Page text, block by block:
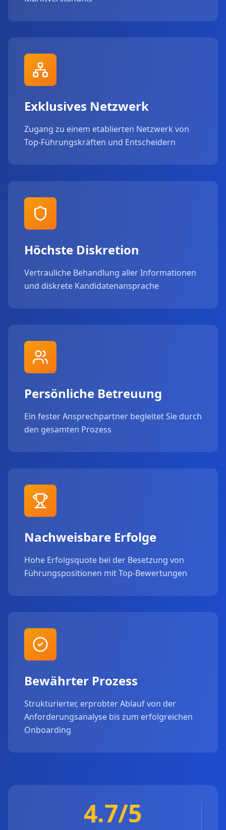
Exklusives Netzwerk
Zugang zu einem etablierten Netzwerk von
Top-Führungskräften und Entscheidern
Höchste Diskretion
Vertrauliche Behandlung aller Informationen
und diskrete Kandidatenansprache
Persönliche Betreuung
Ein fester Ansprechpartner begleitet Sie durch
den gesamten Prozess
Nachweisbare Erfolge
Hohe Erfolgsquote bei der Besetzung von
Führungspositionen mit Top-Bewertungen
Bewährter Prozess
Strukturierter, erprobter Ablauf von der
Anforderungsanalyse bis zum erfolgreichen
Onboarding
4.7/5